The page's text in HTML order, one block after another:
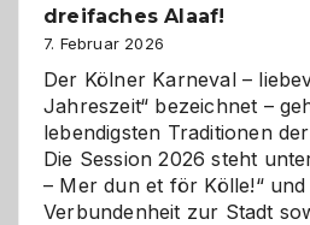
dreifaches Alaaf!
7. Februar 2026
Der Kölner Karneval –
Jahreszeit“ bezeichnet –
lebendigsten Traditionen
Die Session 2026 steht
– Mer dun et för Kölle!“
Verbundenheit zur Stadt